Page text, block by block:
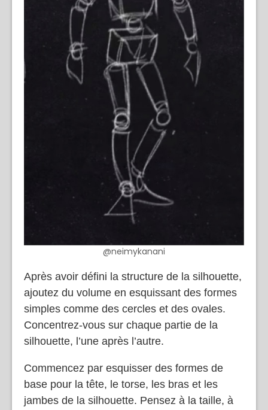
@neimykanani
Après avoir défini la structure de la silhouette,
ajoutez du volume en esquissant des formes
simples comme des cercles et des ovales.
Concentrez-vous sur chaque partie de la
silhouette, l’une après l’autre.
Commencez par esquisser des formes de
base pour la tête, le torse, les bras et les
jambes de la silhouette. Pensez à la taille, à